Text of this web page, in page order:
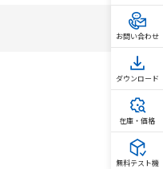
お問い合わせ
ダウンロード
在庫・価格
無料テスト機